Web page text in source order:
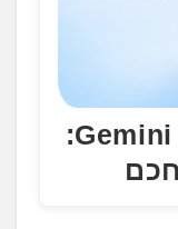
הכירו את Gemini 3.5 Flash: